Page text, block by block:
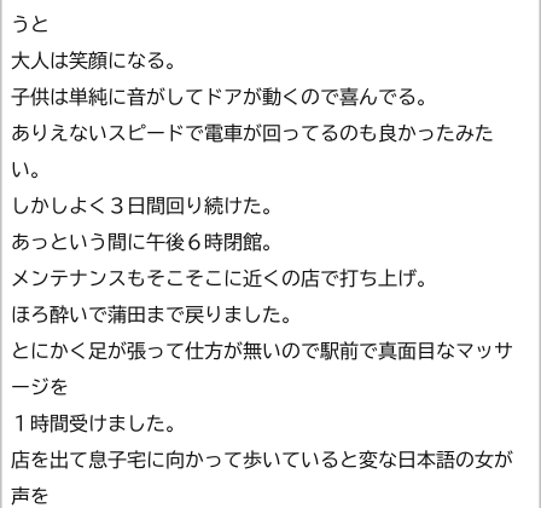
うと
大人は笑顔になる。
子供は単純に音がしてドアが動くので喜んでる。
ありえないスピードで電車が回ってるのも良かったみた
い。
しかしよく３日間回り続けた。
あっという間に午後６時閉館。
メンテナンスもそこそこに近くの店で打ち上げ。
ほろ酔いで蒲田まで戻りました。
とにかく足が張って仕方が無いので駅前で真面目なマッサ
ージを
１時間受けました。
店を出て息子宅に向かって歩いていると変な日本語の女が
声を